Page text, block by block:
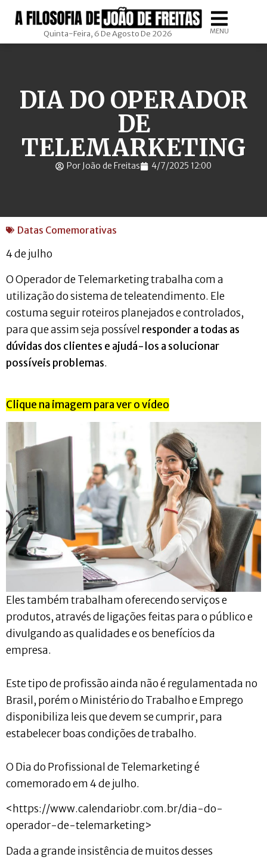
Quinta-Feira, 6 De Agosto De 2026 MENU
DIA DO OPERADOR
DE
TELEMARKETING
Por João de Freitas 4/7/2025 12:00
Datas Comemorativas
4 de julho
O Operador de Telemarketing trabalha com a
utilização do sistema de teleatendimento. Ele
costuma seguir roteiros planejados e controlados,
para que assim seja possível responder a todas as
dúvidas dos clientes e ajudá-los a solucionar
possíveis problemas.
Clique na imagem para ver o vídeo
Eles também trabalham oferecendo serviços e
produtos, através de ligações feitas para o público e
divulgando as qualidades e os benefícios da
empresa.
Este tipo de profissão ainda não é regulamentada no
Brasil, porém o Ministério do Trabalho e Emprego
disponibiliza leis que devem se cumprir, para
estabelecer boas condições de trabalho.
O Dia do Profissional de Telemarketing é
comemorado em 4 de julho.
<https://www.calendariobr.com.br/dia-do-
operador-de-telemarketing>
Dada a grande insistência de muitos desses